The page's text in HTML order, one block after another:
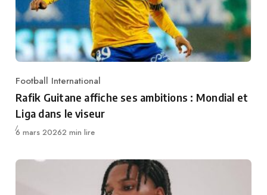
Category
Football International
Rafik Guitane affiche ses ambitions : Mondial et
Liga dans le viseur
Publié
6 mars 20262 min lire